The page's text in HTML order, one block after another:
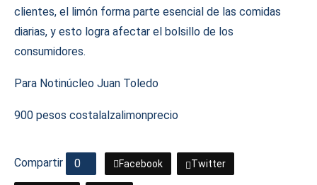
clientes, el limón forma parte esencial de las comidas
diarias, y esto logra afectar el bolsillo de los
consumidores.
Para Notinúcleo Juan Toledo
900 pesos costal alza limonprecio
Compartir 0 Facebook Twitter